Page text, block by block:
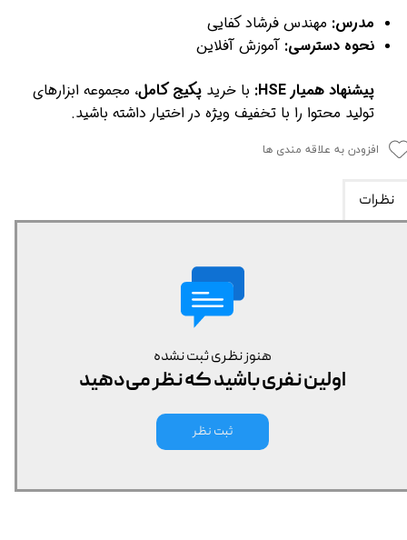
مدرس: مهندس فرشاد کفایی
نحوه دسترسی: آموزش آفلاین
پیشنهاد همیار HSE:
با خریدپکیج کامل، مجموعه ابزارهای
تولید محتوا را با تخفیف ویژه در اختیار داشته باشید.
افزودن به علاقه مندی ها
نظرات
هنوز نظری ثبت نشده
اولین نفری باشید که نظر می‌دهید
ثبت نظر